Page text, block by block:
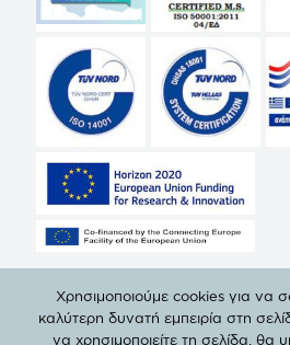
Χρησιμοποιούμε cookies για να
καλύτερη δυνατή εμπειρία στη
να χρησιμοποιείτε τη σελίδα, θα